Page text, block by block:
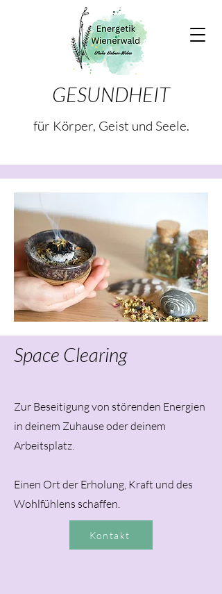
GESUNDHEIT
für Körper, Geist und Seele.
Space Clearing
Zur Beseitigung von störenden Energien
in deinem Zuhause oder deinem
Arbeitsplatz.
Einen Ort der Erholung, Kraft und des
Wohlfühlens schaffen.
Kontakt